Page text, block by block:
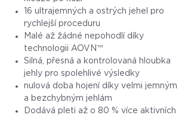
16 ultrajemných a ostrých jehel pro
rychlejší proceduru
Malé až žádné nepohodlí díky
technologii AOVN™
Silná, přesná a kontrolovaná hloubka
jehly pro spolehlivé výsledky
nulová doba hojení díky velmi jemným
a bezchybným jehlám
Dodává pleti až o 80 % více aktivních